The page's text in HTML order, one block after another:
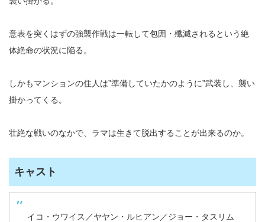
意表を突くはずの強襲作戦は一転して包囲・殲滅されるという絶
体絶命の状況に陥る。
しかもマンションの住人は”準備していたかのように”武装し、襲い
掛かってくる。
壮絶な戦いのなかで、ラマは生きて脱出することが出来るのか。
キャスト
イコ・ウワイス／ヤヤン・ルヒアン／ジョー・タスリム